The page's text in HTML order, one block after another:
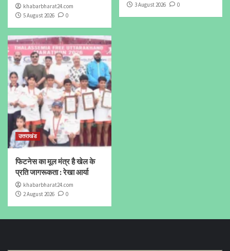
khabarbharat24.com
5 August 2026
0
3 August 2026
0
उत्तराखंड
फिटनेस का मूल मंत्र है खेल के
प्रति जागरूकता : रेखा आर्या
khabarbharat24.com
2 August 2026
0